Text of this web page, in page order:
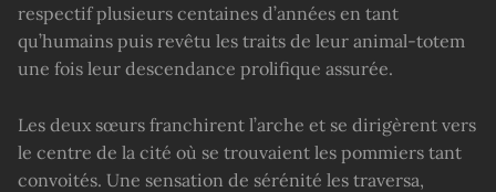
respectif plusieurs centaines d’années en tant
qu’humains puis revêtu les traits de leur animal-totem
une fois leur descendance prolifique assurée.
Les deux sœurs franchirent l’arche et se dirigèrent vers
le centre de la cité où se trouvaient les pommiers tant
convoités. Une sensation de sérénité les traversa,